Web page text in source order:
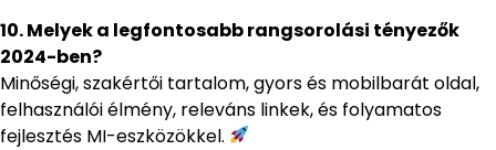
10. Melyek a legfontosabb rangsorolási tényezők
2024-ben?
Minőségi, szakértői tartalom, gyors és mobilbarát oldal,
felhasználói élmény, releváns linkek, és folyamatos
fejlesztés MI-eszközökkel.